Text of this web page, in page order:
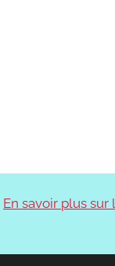
En savoir plus sur